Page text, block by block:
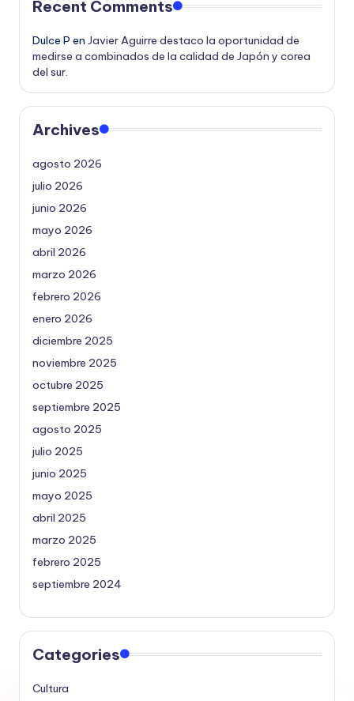
Recent Comments
Dulce P en Javier Aguirre destaco la oportunidad de
medirse a combinados de la calidad de Japón y corea
del sur.
Archives
agosto 2026
julio 2026
junio 2026
mayo 2026
abril 2026
marzo 2026
febrero 2026
enero 2026
diciembre 2025
noviembre 2025
octubre 2025
septiembre 2025
agosto 2025
julio 2025
junio 2025
mayo 2025
abril 2025
marzo 2025
febrero 2025
septiembre 2024
Categories
Cultura